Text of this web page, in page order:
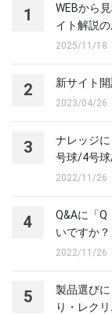
1
WEBから
イト解説
2025/11/18
2 新サイト
2023/04/26
3
ナレッジ
号球/4号
2022/11/26
4
Q&Aに「Q
いですか
2022/11/26
5
製品選び
り・レク